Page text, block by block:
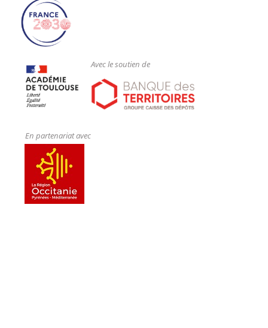
Avec le soutien de
En partenariat avec